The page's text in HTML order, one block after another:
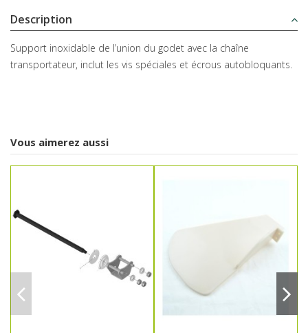
Description
Support inoxidable de l’union du godet avec la chaîne
transportateur, inclut les vis spéciales et écrous autobloquants.
Vous aimerez aussi